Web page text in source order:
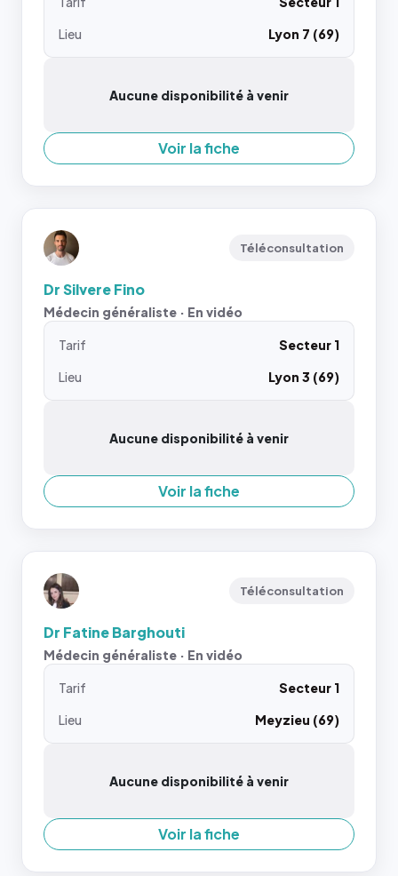
Lieu
Lyon 7 (69)
Aucune disponibilité à venir
Voir la fiche
Téléconsultation
Dr Silvere Fino
Médecin généraliste · En vidéo
Tarif
Secteur 1
Lieu
Lyon 3 (69)
Aucune disponibilité à venir
Voir la fiche
Téléconsultation
Dr Fatine Barghouti
Médecin généraliste · En vidéo
Tarif
Secteur 1
Lieu
Meyzieu (69)
Aucune disponibilité à venir
Voir la fiche